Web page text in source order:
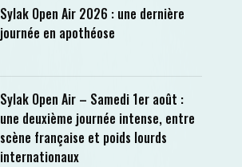
Sylak Open Air 2026 : une dernière
journée en apothéose
Sylak Open Air – Samedi 1er août :
une deuxième journée intense, entre
scène française et poids lourds
internationaux